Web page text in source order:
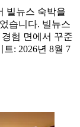
빌뉴스 숙박을
습니다. 빌뉴스
험 면에서 꾸준
트: 2026년 8월 7